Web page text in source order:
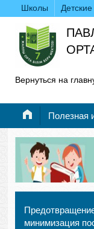
Школы
Вернуться на
Полезная
минимизация